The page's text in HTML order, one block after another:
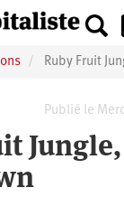
Ruby Fruit
Publié le